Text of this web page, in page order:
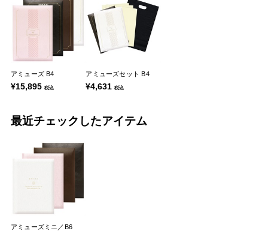
アミューズ B4
¥15,895 税込
アミューズセット B4
¥4,631税込
最近チェックしたアイテム
アミューズミニ／B6